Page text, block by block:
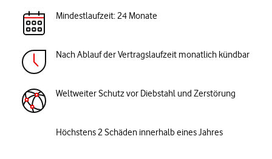
Mindestlaufzeit: 24 Monate
Nach Ablauf der Vertragslaufzeit monatlich kündbar
Weltweiter Schutz vor Diebstahl und Zerstörung
Höchstens 2 Schäden innerhalb eines Jahres